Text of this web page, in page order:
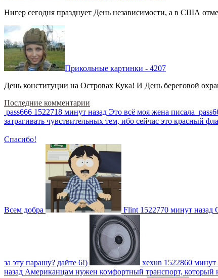
Нигер сегодня празднует День независимости, а в США
Прикольные картинки - 4207
День конституции на Островах Кука! И День береговой
Последние комментарии
pass666 1522718 минут назад Это всё моя жена писала
затрагивать чувствительных тем, ибо сейчас это
Спасибо!
Всем добра Flint 1522770 минут назад
за эту парашу? дайте 6!) xexun 1522860 минут
назад Американцам нужен комфортный транспорт, который